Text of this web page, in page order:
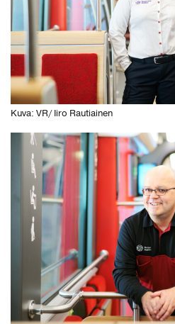
Kuva: VR/ Iiro Rautiainen